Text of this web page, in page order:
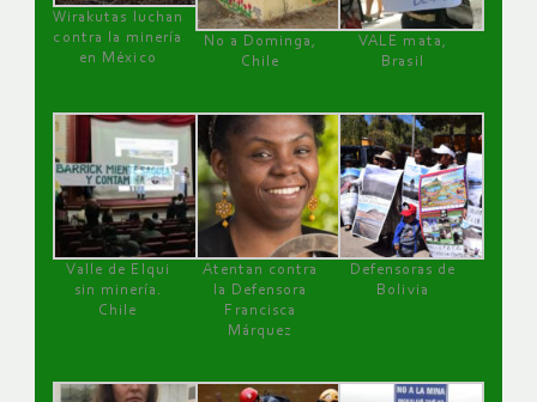
Wirakutas luchan
contra la minería
en México
No a Dominga,
Chile
VALE mata,
Brasil
Valle de Elqui
sin minería.
Chile
Atentan contra
la Defensora
Francisca
Márquez
Defensoras de
Bolivia